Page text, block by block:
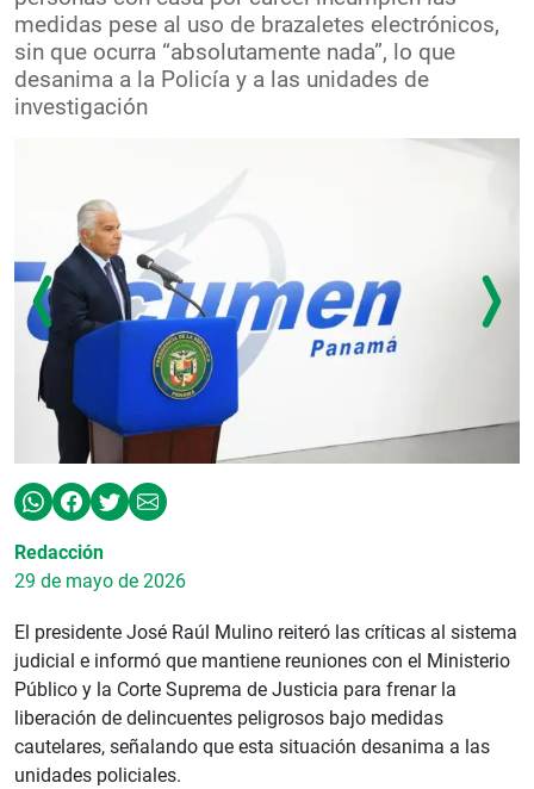
medidas pese al uso de brazaletes electrónicos,
sin que ocurra “absolutamente nada”, lo que
desanima a la Policía y a las unidades de
investigación
Redacción
29 de mayo de 2026
El presidente José Raúl Mulino reiteró las críticas al sistema
judicial e informó que mantiene reuniones con el Ministerio
Público y la Corte Suprema de Justicia para frenar la
liberación de delincuentes peligrosos bajo medidas
cautelares, señalando que esta situación desanima a las
unidades policiales.